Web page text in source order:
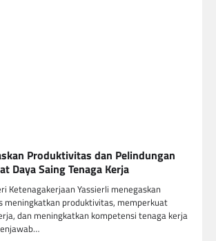
Produktivitas dan Pelindungan
Daya Saing Tenaga Kerja
Ketenagakerjaan Yassierli menegaskan
meningkatkan produktivitas, memperkuat
dan meningkatkan kompetensi tenaga kerja